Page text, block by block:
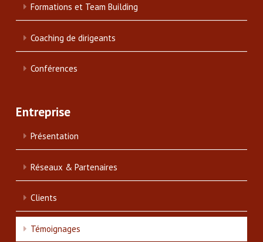
Formations et Team Building
Coaching de dirigeants
Conférences
Entreprise
Présentation
Réseaux & Partenaires
Clients
Témoignages